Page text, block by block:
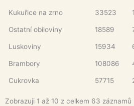
Kukuřice na zrno 33523
Ostatní obiloviny 18589
Luskoviny 15934
Brambory 108086
Cukrovka 57715
Zobrazuji 1 až 10 z celkem 63 záznamů